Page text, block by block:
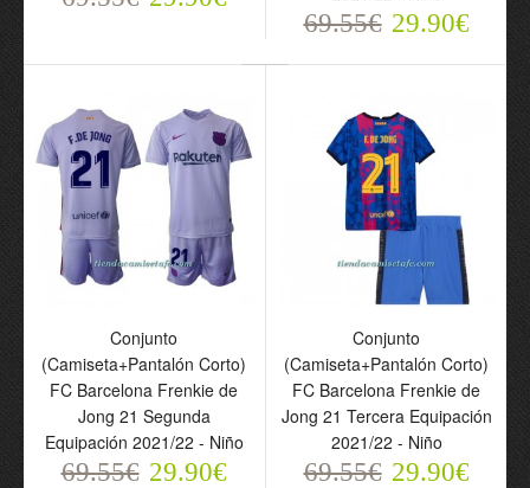
Camiseta de fútbol FC
Barcelona Frenkie de
Jong 21 Segunda
Hombre
69.55€ 29.90€
Conjunto
(Camiseta+Pantalón
Corto) FC Barcelona
Primera Equipación 23-
24 - Niño
69.55€ 29.90€
69.55€ 29.90€
Conjunto
(Camiseta+Pantalón Corto)
FC Barcelona Frenkie de
Jong 21 Segunda
Equipación 2021/22 - Niño
69.55€ 29.90€
Conjunto
(Camiseta+Pantalón Corto)
FC Barcelona Frenkie de
Jong 21 Tercera Equipación
2021/22 - Niño
69.55€ 29.90€